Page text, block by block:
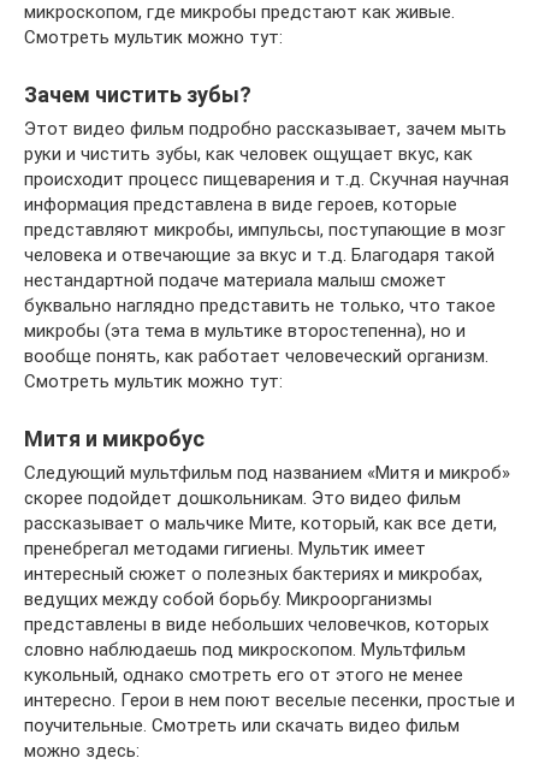
микроскопом, где микробы предстают как живые.
Смотреть мультик можно тут:
Зачем чистить зубы?
Этот видео фильм подробно рассказывает, зачем мыть
руки и чистить зубы, как человек ощущает вкус, как
происходит процесс пищеварения и т.д. Скучная научная
информация представлена в виде героев, которые
представляют микробы, импульсы, поступающие в мозг
человека и отвечающие за вкус и т.д. Благодаря такой
нестандартной подаче материала малыш сможет
буквально наглядно представить не только, что такое
микробы (эта тема в мультике второстепенна), но и
вообще понять, как работает человеческий организм.
Смотреть мультик можно тут:
Митя и микробус
Следующий мультфильм под названием «Митя и микроб»
скорее подойдет дошкольникам. Это видео фильм
рассказывает о мальчике Мите, который, как все дети,
пренебрегал методами гигиены. Мультик имеет
интересный сюжет о полезных бактериях и микробах,
ведущих между собой борьбу. Микроорганизмы
представлены в виде небольших человечков, которых
словно наблюдаешь под микроскопом. Мультфильм
кукольный, однако смотреть его от этого не менее
интересно. Герои в нем поют веселые песенки, простые и
поучительные. Смотреть или скачать видео фильм
можно здесь: